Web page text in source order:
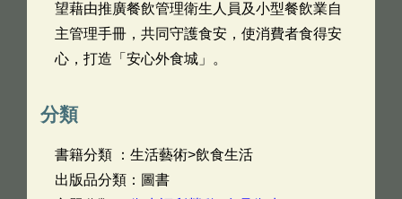
望藉由推廣餐飲管理衛生人員及小型餐飲業自
主管理手冊，共同守護食安，使消費者食得安
心，打造「安心外食城」。
分類
書籍分類 ：生活藝術>飲食生活
出版品分類：圖書